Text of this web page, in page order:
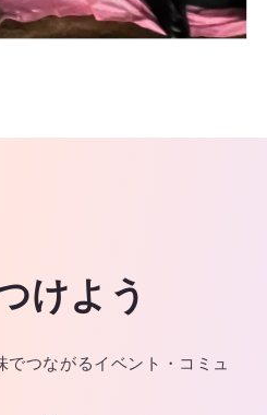
けよう
つながるイベント・コミュ